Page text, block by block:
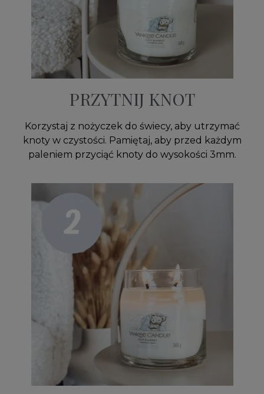
PRZYTNIJ KNOT
Korzystaj z nożyczek do świecy, aby utrzymać
knoty w czystości. Pamiętaj, aby przed każdym
paleniem przyciąć knoty do wysokości 3mm.